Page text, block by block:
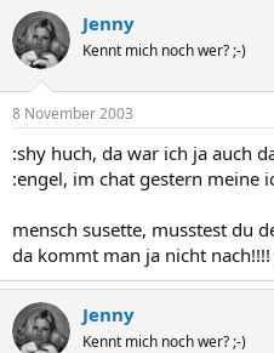
Jenny
Kennt mich noch wer? ;-)
8 November 2003
:shy huch, da war ich ja auch
:engel, im chat gestern meine
mensch susette, musstest du
da kommt man ja nicht nach!!!!
Jenny
Kennt mich noch wer? ;-)